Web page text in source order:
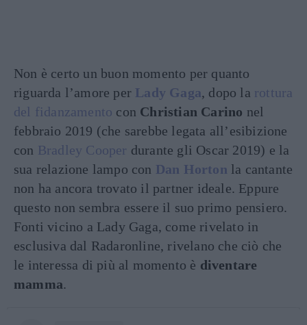
Non è certo un buon momento per quanto
riguarda l’amore per Lady Gaga, dopo la rottura
del fidanzamento con Christian Carino nel
febbraio 2019 (che sarebbe legata all’esibizione
con Bradley Cooper durante gli Oscar 2019) e la
sua relazione lampo con Dan Horton la cantante
non ha ancora trovato il partner ideale. Eppure
questo non sembra essere il suo primo pensiero.
Fonti vicino a Lady Gaga, come rivelato in
esclusiva dal Radaronline, rivelano che ciò che
le interessa di più al momento è diventare
mamma.